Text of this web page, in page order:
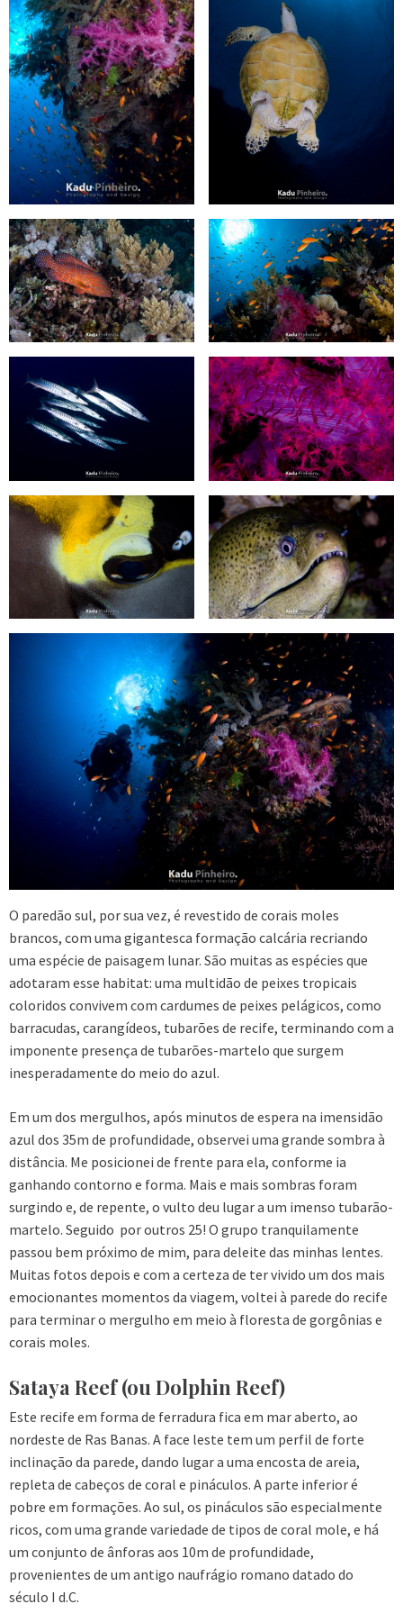
O paredão sul, por sua vez, é revestido de corais moles
brancos, com uma gigantesca formação calcária recriando
uma espécie de paisagem lunar. São muitas as espécies que
adotaram esse habitat: uma multidão de peixes tropicais
coloridos convivem com cardumes de peixes pelágicos, como
barracudas, carangídeos, tubarões de recife, terminando com a
imponente presença de tubarões-martelo que surgem
inesperadamente do meio do azul.
Em um dos mergulhos, após minutos de espera na imensidão
azul dos 35m de profundidade, observei uma grande sombra à
distância. Me posicionei de frente para ela, conforme ia
ganhando contorno e forma. Mais e mais sombras foram
surgindo e, de repente, o vulto deu lugar a um imenso tubarão-
martelo. Seguido por outros 25! O grupo tranquilamente
passou bem próximo de mim, para deleite das minhas lentes.
Muitas fotos depois e com a certeza de ter vivido um dos mais
emocionantes momentos da viagem, voltei à parede do recife
para terminar o mergulho em meio à floresta de gorgônias e
corais moles.
Sataya Reef (ou Dolphin Reef)
Este recife em forma de ferradura fica em mar aberto, ao
nordeste de Ras Banas. A face leste tem um perfil de forte
inclinação da parede, dando lugar a uma encosta de areia,
repleta de cabeços de coral e pináculos. A parte inferior é
pobre em formações. Ao sul, os pináculos são especialmente
ricos, com uma grande variedade de tipos de coral mole, e há
um conjunto de ânforas aos 10m de profundidade,
provenientes de um antigo naufrágio romano datado do
século I d.C.